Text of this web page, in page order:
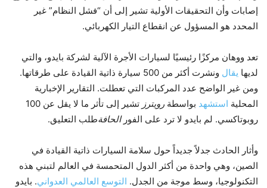
إصابات وأن التحقيقات الأولية تشير إلى أن “فشل النظام” غير
المحدد هو المسؤول عن انقطاع التيار الكهربائي.
تعد ووهان مركزًا رئيسيًا لسيارات الأجرة الآلية لشركة بايدو، والتي
لديها يقال
ونشرت أكثر من 500 سيارة ذاتية القيادة على طرقاتها.
ومن غير الواضح عدد المركبات التي تعطلت. التقارير الإخبارية
المحلية استشهد بواسطة رويترز
تشير إلى تأثر ما لا يقل عن 100
روبوتاكسي. لم بايدو لا ترد على الفورالحافةطلب التعليق.
وأثار الحادث جدلاً جديداً حول سلامة السيارات ذاتية القيادة في
الصين، وهي واحدة من أكثر الدول المتحمسة في العالم لتبني هذه
التكنولوجيا، وسط موجة من الجدل. التوسع العالمي العدواني. بايدو